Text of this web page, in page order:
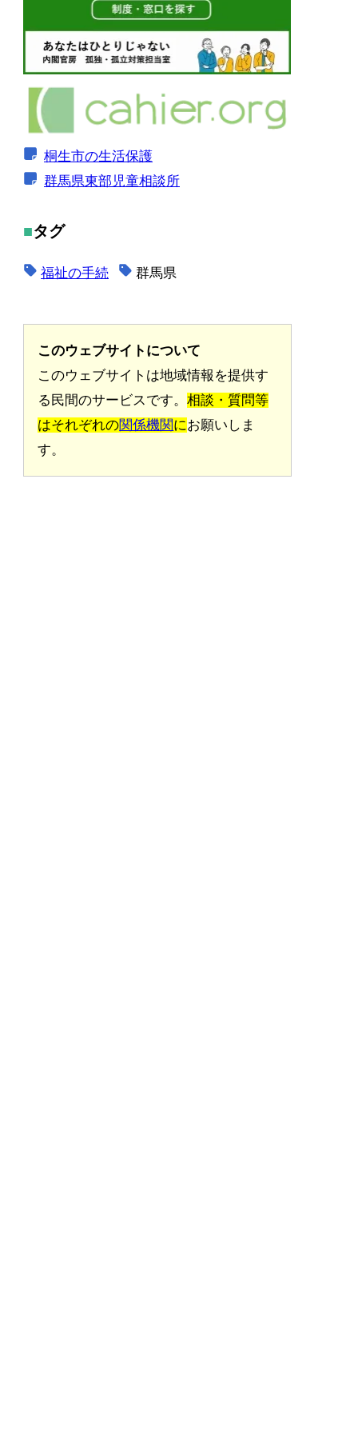
桐生市の生活保護
群馬県東部児童相談所
タグ
福祉の手続 群馬県
このウェブサイトについて
このウェブサイトは地域情報を提供す
る民間のサービスです。相談・質問等
はそれぞれの関係機関にお願いしま
す。